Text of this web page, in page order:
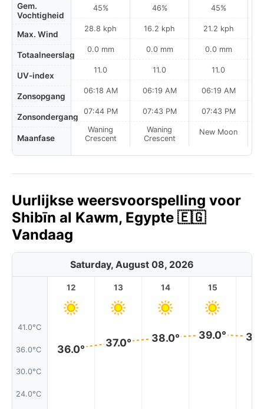
Gem.
Vochtigheid
Max. Wind
Totaalneerslag
UV-index
Zonsopgang
Zonsondergang
Maanfase
45%
28.8 kph
0.0 mm
11.0
06:18 AM
07:44 PM
Waning
Crescent
46%
16.2 kph
0.0 mm
11.0
06:19 AM
07:43 PM
Waning
Crescent
45%
21.2 kph
0.0 mm
11.0
06:19 AM
07:43 PM
New Moon
Uurlijkse weersvoorspelling voor
Shibīn al Kawm, Egypte 🇪🇬
Vandaag
Saturday, August 08, 2026
41.0°C
36.0°C
30.0°C
24.0°C
12
36.0°
13
37.0°
14
38.0°
15
39.0°